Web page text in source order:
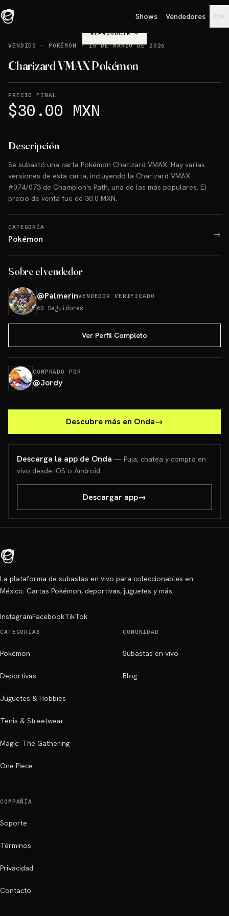
Shows Vendedores ES ▾
REPRODUCIR→
VENDIDO
· POKÉMON ·15 DE MARZO DE 2026
Charizard VMAX Pokémon
PRECIO FINAL
$30.00 MXN
Descripción
Se subastó una carta Pokémon Charizard VMAX. Hay varias
versiones de esta carta, incluyendo la Charizard VMAX
#074/073 de Champion's Path, una de las más populares. El
precio de venta fue de 30.0 MXN.
CATEGORÍA
Pokémon →
Sobre el vendedor
@PalmerinVENDEDOR VERIFICADO
60 Seguidores
Ver Perfil Completo
COMPRADO POR
@Jordy
Descubre más en Onda→
Descarga la app de Onda — Puja, chatea y compra en
vivo desde iOS o Android.
Descargar app→
La plataforma de subastas en vivo para coleccionables en
México. Cartas Pokémon, deportivas, juguetes y más.
InstagramFacebookTikTok
CATEGORÍAS
Pokémon
Deportivas
Juguetes & Hobbies
Tenis & Streetwear
Magic: The Gathering
One Piece
COMUNIDAD
Subastas en vivo
Blog
COMPAÑÍA
Soporte
Términos
Privacidad
Contacto